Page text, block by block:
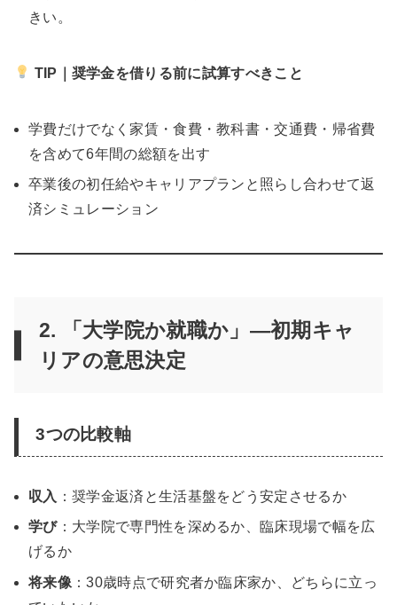
きい。
TIP｜奨学金を借りる前に試算すべきこと
学費だけでなく家賃・食費・教科書・交通費・帰省費
を含めて6年間の総額を出す
卒業後の初任給やキャリアプランと照らし合わせて返
済シミュレーション
2. 「大学院か就職か」—初期キャ
リアの意思決定
3つの比較軸
収入 ：奨学金返済と生活基盤をどう安定させるか
学び：大学院で専門性を深めるか、臨床現場で幅を広
げるか
将来像 ：30歳時点で研究者か臨床家か、どちらに立っ